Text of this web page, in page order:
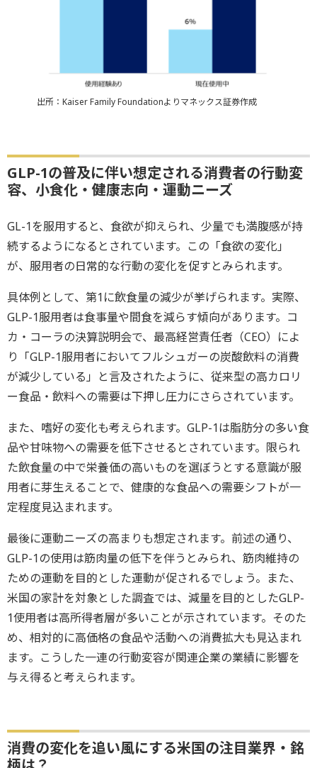
出所：Kaiser Family Foundationよりマネックス証券作成
GLP-1の普及に伴い想定される消費者の行動変
容、小食化・健康志向・運動ニーズ
GL-1を服用すると、食欲が抑えられ、少量でも満腹感が持
続するようになるとされています。この「食欲の変化」
が、服用者の日常的な行動の変化を促すとみられます。
具体例として、第1に飲食量の減少が挙げられます。実際、
GLP-1服用者は食事量や間食を減らす傾向があります。コ
カ・コーラの決算説明会で、最高経営責任者（CEO）によ
り「GLP-1服用者においてフルシュガーの炭酸飲料の消費
が減少している」と言及されたように、従来型の高カロリ
ー食品・飲料への需要は下押し圧力にさらされています。
また、嗜好の変化も考えられます。GLP-1は脂肪分の多い食
品や甘味物への需要を低下させるとされています。限られ
た飲食量の中で栄養価の高いものを選ぼうとする意識が服
用者に芽生えることで、健康的な食品への需要シフトが一
定程度見込まれます。
最後に運動ニーズの高まりも想定されます。前述の通り、
GLP-1の使用は筋肉量の低下を伴うとみられ、筋肉維持の
ための運動を目的とした運動が促されるでしょう。また、
米国の家計を対象とした調査では、減量を目的としたGLP-
1使用者は高所得者層が多いことが示されています。そのた
め、相対的に高価格の食品や活動への消費拡大も見込まれ
ます。こうした一連の行動変容が関連企業の業績に影響を
与え得ると考えられます。
消費の変化を追い風にする米国の注目業界・銘